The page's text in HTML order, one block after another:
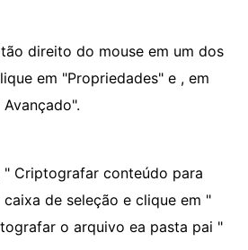
direito do mouse em um dos
em "Propriedades" e , em
Criptografar conteúdo para
de seleção e clique em "
o arquivo ea pasta pai "